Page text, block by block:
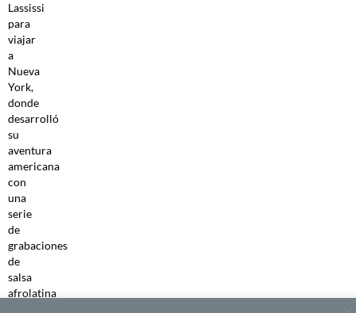
Lassissi
para
viajar
a
Nueva
York,
donde
desarrolló
su
aventura
americana
con
una
serie
de
grabaciones
de
salsa
afrolatina